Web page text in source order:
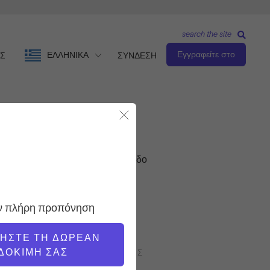
ΕΛΛΗΝΙΚΆ ΣΥΝΔΕΣΗ Εγγραφείτε στο
search the site
πλήρη προπόνηση
ΤΗ ΔΩΡΕΆΝ
ΣΑΣ
Προχωρημένο επίπεδο
ΤΑΧΎΤΗΤΑ ΠΡΟΠΌΝΗΣΗΣ